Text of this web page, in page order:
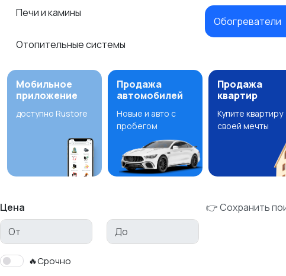
Печи и камины
Отопительные системы
Обогреватели
Мобильное
приложение
доступно Rustore
Продажа
автомобилей
Новые и авто с
пробегом
Продажа
квартир
Купите квартиру
своей мечты
Цена
🔥Срочно
👉 Сохранить